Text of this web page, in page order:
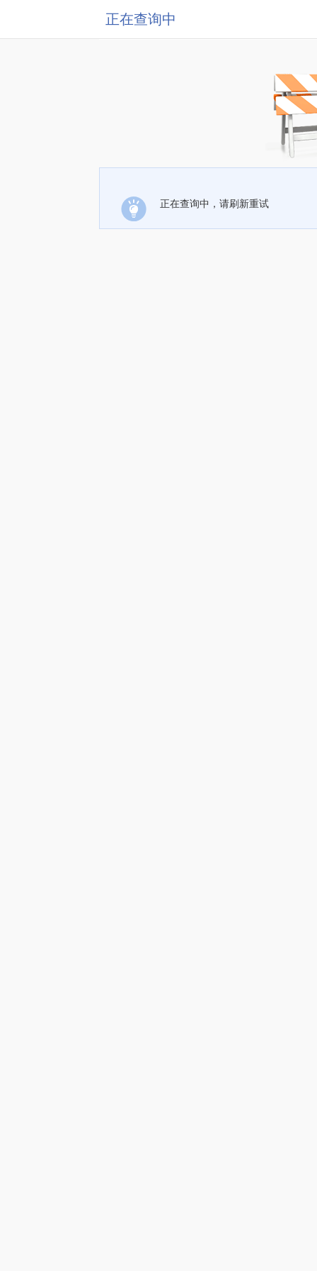
正在查询中
正在查询中，请刷新重试